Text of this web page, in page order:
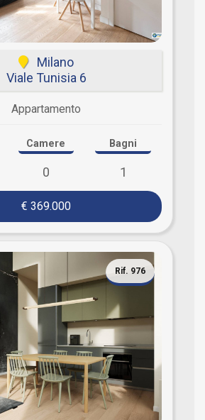
Milano
Viale Tunisia 6
Appartamento
Camere
0
Bagni
1
€ 369.000
Rif. 976